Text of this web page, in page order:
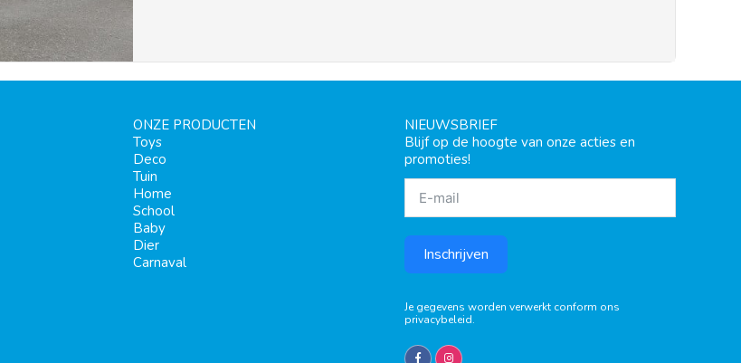
ONZE PRODUCTEN
Toys
Deco
Tuin
Home
School
Baby
Dier
Carnaval
NIEUWSBRIEF
Blijf op de hoogte van onze acties en
promoties!
Inschrijven
Je gegevens worden verwerkt conform ons
privacybeleid.